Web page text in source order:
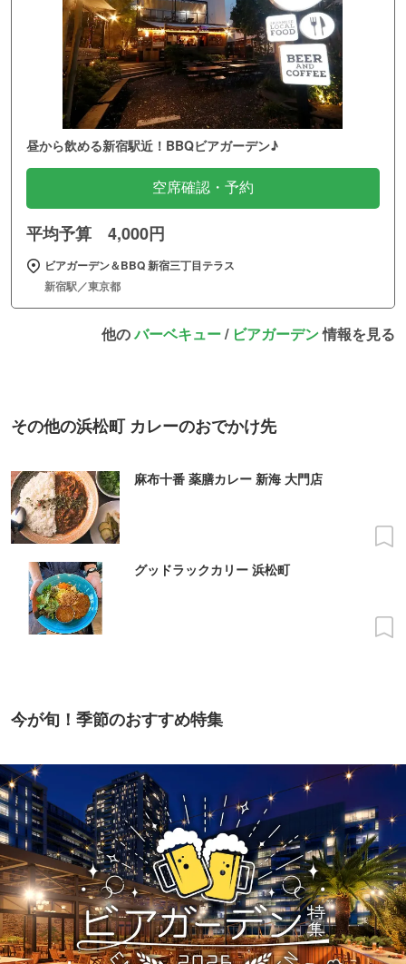
昼から飲める新宿駅近！BBQビアガーデン♪
空席確認・予約
平均予算 4,000円
ビアガーデン＆BBQ 新宿三丁目テラス
新宿駅／東京都
他のバーベキュー/ ビアガーデン情報を見る
その他の浜松町 カレーのおでかけ先
麻布十番 薬膳カレー 新海 大門店
グッドラックカリー 浜松町
今が旬！季節のおすすめ特集